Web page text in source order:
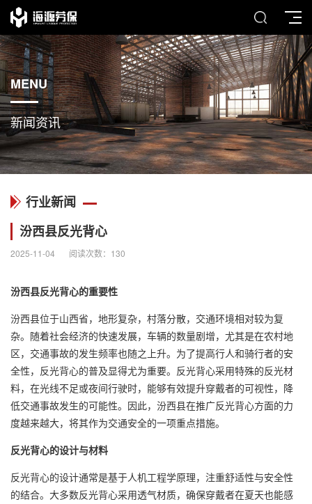
MENU
新闻资讯
行业新闻
汾西县反光背心
2025-11-04 阅读次数： 130
汾西县反光背心的重要性
汾西县位于山西省，地形复杂，村落分散，交通环境相对较为复
杂。随着社会经济的快速发展，车辆的数量剧增，尤其是在农村地
区，交通事故的发生频率也随之上升。为了提高行人和骑行者的安
全性，反光背心的普及显得尤为重要。反光背心采用特殊的反光材
料，在光线不足或夜间行驶时，能够有效提升穿戴者的可视性，降
低交通事故发生的可能性。因此，汾西县在推广反光背心方面的力
度越来越大，将其作为交通安全的一项重点措施。
反光背心的设计与材料
反光背心的设计通常是基于人机工程学原理，注重舒适性与安全性
的结合。大多数反光背心采用透气材质，确保穿戴者在夏天也能感